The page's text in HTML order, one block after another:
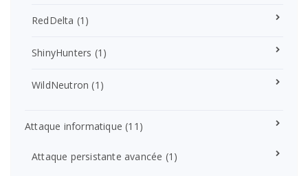
RedDelta (1)
ShinyHunters (1)
WildNeutron (1)
Attaque informatique (11)
Attaque persistante avancée (1)